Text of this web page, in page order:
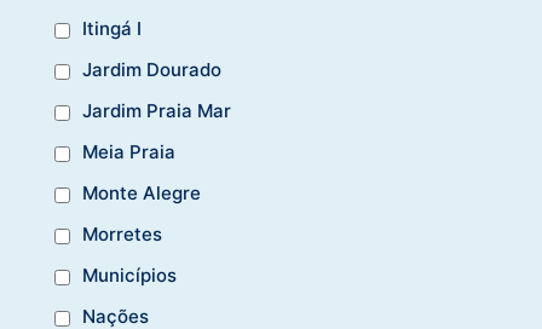
Itingá I
Jardim Dourado
Jardim Praia Mar
Meia Praia
Monte Alegre
Morretes
Municípios
Nações